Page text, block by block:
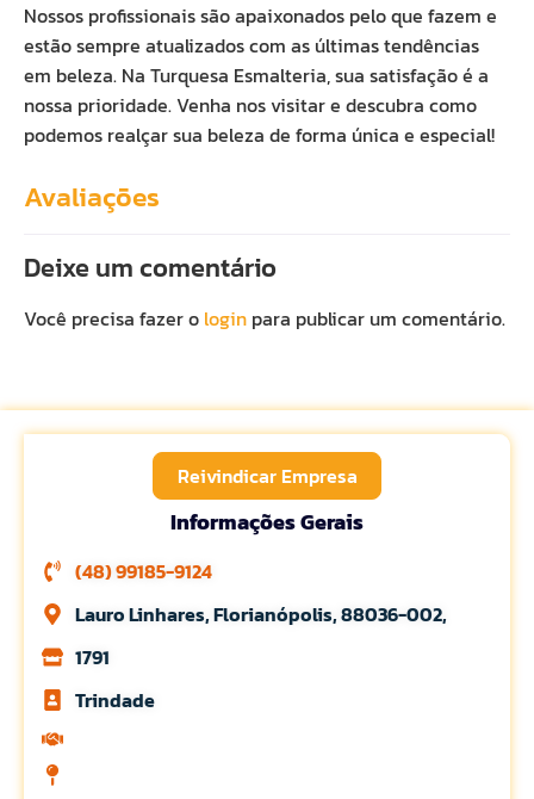
Nossos profissionais são apaixonados pelo que fazem e
estão sempre atualizados com as últimas tendências
em beleza. Na Turquesa Esmalteria, sua satisfação é a
nossa prioridade. Venha nos visitar e descubra como
podemos realçar sua beleza de forma única e especial!
Avaliações
Deixe um comentário
Você precisa fazer o login para publicar um comentário.
Reivindicar Empresa
Informações Gerais
(48) 99185-9124
Lauro Linhares, Florianópolis, 88036-002,
1791
Trindade